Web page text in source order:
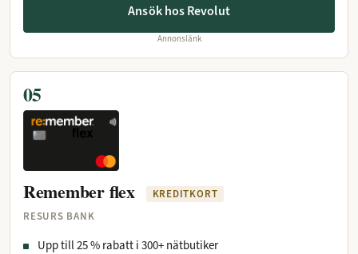
Ansök hos Revolut
Annonslänk
05
Remember flex
KREDITKORT
RESURS BANK
Upp till 25 % rabatt i 300+ nätbutiker